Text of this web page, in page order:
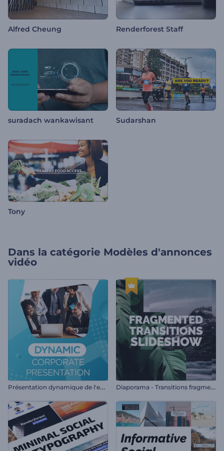
Alfred Cheung Renderforest Staff
suradach wankawisant Sudarshan
Tony
Dans la catégorie Modèles d'annonces
vidéo
P
résentation dynamique de l'entreprise D
iaporama - Transitions fragmentées